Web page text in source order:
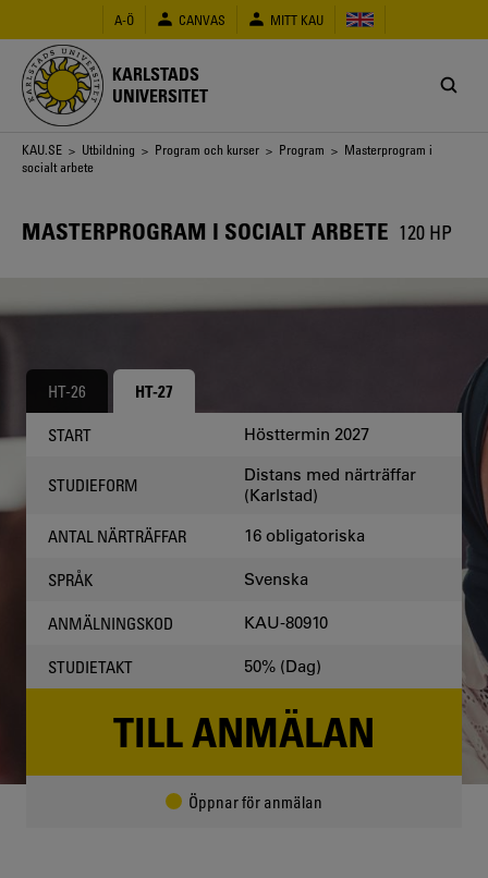
huvudinnehåll
A-Ö CANVAS MITT KAU
KARLSTADS
UNIVERSITET
Länkstig
KAU.SE > Utbildning > Program och kurser > Program > Masterprogram i
socialt arbete
MASTERPROGRAM I SOCIALT ARBETE 120 HP
HT-26 HT-27
START Hösttermin 2027
STUDIEFORM
Distans med närträffar
(Karlstad)
ANTAL NÄRTRÄFFAR 16 obligatoriska
SPRÅK Svenska
ANMÄLNINGSKOD KAU-80910
STUDIETAKT 50% (Dag)
TILL ANMÄLAN
Öppnar för anmälan